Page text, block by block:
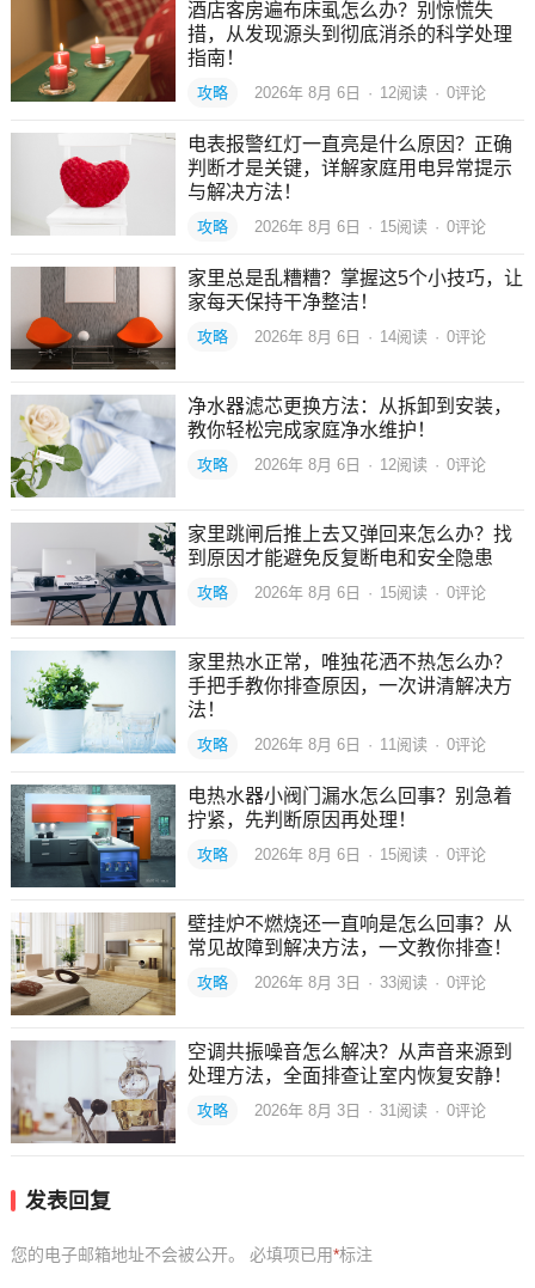
酒店客房遍布床虱怎么办？别惊慌失
措，从发现源头到彻底消杀的科学处理
指南！
攻略 2026年 8月 6日 · 12阅读 · 0评论
电表报警红灯一直亮是什么原因？正确
判断才是关键，详解家庭用电异常提示
与解决方法！
攻略 2026年 8月 6日 · 15阅读 · 0评论
家里总是乱糟糟？掌握这5个小技巧，让
家每天保持干净整洁！
攻略 2026年 8月 6日 · 14阅读 · 0评论
净水器滤芯更换方法：从拆卸到安装，
教你轻松完成家庭净水维护！
攻略 2026年 8月 6日 · 12阅读 · 0评论
家里跳闸后推上去又弹回来怎么办？找
到原因才能避免反复断电和安全隐患
攻略 2026年 8月 6日 · 15阅读 · 0评论
家里热水正常，唯独花洒不热怎么办？
手把手教你排查原因，一次讲清解决方
法！
攻略 2026年 8月 6日 · 11阅读 · 0评论
电热水器小阀门漏水怎么回事？别急着
拧紧，先判断原因再处理！
攻略 2026年 8月 6日 · 15阅读 · 0评论
壁挂炉不燃烧还一直响是怎么回事？从
常见故障到解决方法，一文教你排查！
攻略 2026年 8月 3日 · 33阅读 · 0评论
空调共振噪音怎么解决？从声音来源到
处理方法，全面排查让室内恢复安静！
攻略 2026年 8月 3日 · 31阅读 · 0评论
发表回复
您的电子邮箱地址不会被公开。 必填项已用*标注